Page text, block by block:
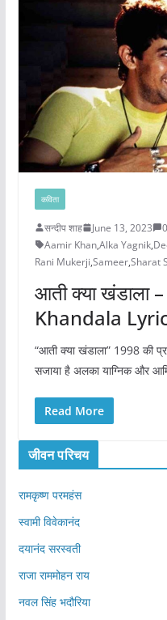
कविता
सन्दीप शाह June 13, 2023
Aamir Khan,Alka Yagnik,
Rani Mukerji,Sameer,Sharat
आती क्या खंडाला
Khandala
“आती क्या खंडाला” 1998 की
सजाया है अलका याग्निक और
Read More
जीवन परिचय
रामकृष्ण परमहंस
स्वामी विवेकानंद
दयानंद सरस्वती
राजा राममोहन राय
नवल सिंह भदौरिया